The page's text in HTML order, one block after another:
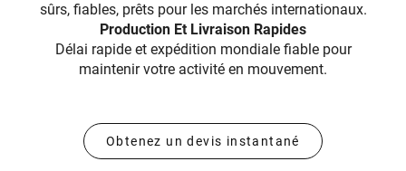
sûrs, fiables, prêts pour les marchés internationaux.
Production Et Livraison Rapides
Délai rapide et expédition mondiale fiable pour
maintenir votre activité en mouvement.
Obtenez un devis instantané